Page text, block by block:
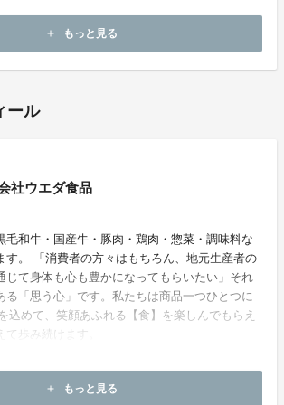
add もっと見る
ール
社ウエダ食品
毛和牛・国産牛・豚肉・鶏肉・惣菜・調味料な
す。 「消費者の方々はもちろん、地元生産者の
じて身体も心も豊かになってもらいたい」それ
る「思う心」です。私たちは商品一つひとつに
込めて、笑顔あふれる【食】を楽しんでもらえ
て歩み続けます。
add もっと見る